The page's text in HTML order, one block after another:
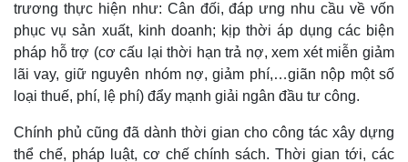
trương thực hiện như: Cân đối, đáp ưng nhu cầu về vốn
phục vụ sản xuất, kinh doanh; kịp thời áp dụng các biện
pháp hỗ trợ (cơ cấu lại thời hạn trả nợ, xem xét miễn giảm
lãi vay, giữ nguyên nhóm nợ, giảm phí,…giãn nộp một số
loại thuế, phí, lệ phí) đẩy mạnh giải ngân đầu tư công.
Chính phủ cũng đã dành thời gian cho công tác xây dựng
thể chế, pháp luật, cơ chế chính sách. Thời gian tới, các